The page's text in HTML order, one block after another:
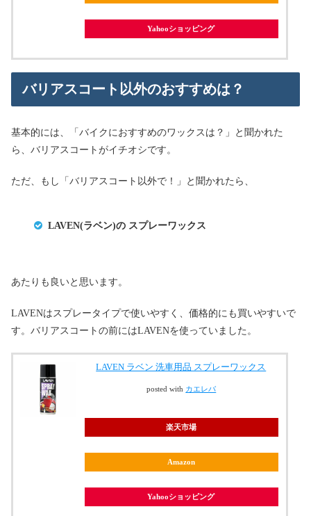
Yahooショッピング
バリアスコート以外のおすすめは？
基本的には、「バイクにおすすめのワックスは？」と聞かれた
ら、バリアスコートがイチオシです。
ただ、もし「バリアスコート以外で！」と聞かれたら、
LAVEN(ラベン)の スプレーワックス
あたりも良いと思います。
LAVENはスプレータイプで使いやすく、価格的にも買いやすいで
す。バリアスコートの前にはLAVENを使っていました。
LAVEN ラベン 洗車用品 スプレーワックス
posted with カエレバ
楽天市場
Amazon
Yahooショッピング